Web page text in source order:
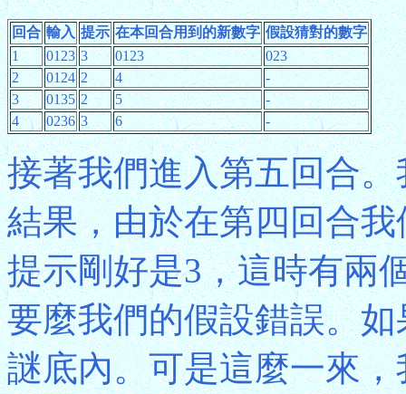
回合 輸入 提示 在本回合用到的新數字 假設猜對的數字
1
0123 3 0123
023
2
0124 2 4
-
3
0135 2 5
-
4
0236 3 6 -
接著我們進入第五回合
結果，由於在第四回合
提示剛好是3，這時有兩
要麼我們的假設錯誤。
謎底內。可是這麼一來